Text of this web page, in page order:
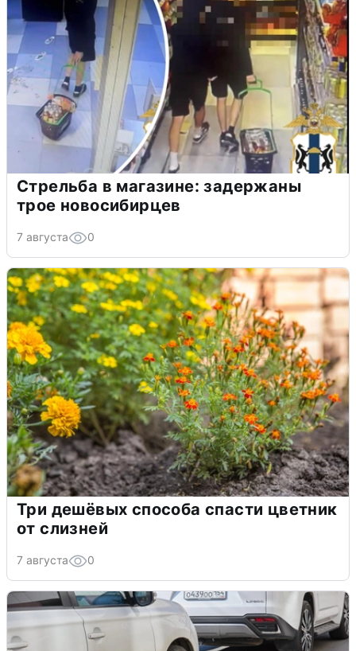
Стрельба в магазине: задержаны
трое новосибирцев
7 августа 0
Три дешёвых способа спасти цветник
от слизней
7 августа 0